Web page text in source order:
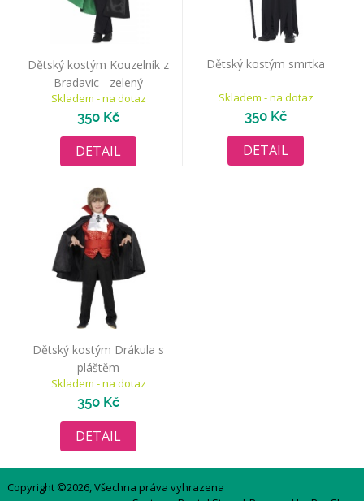
Dětský kostým Kouzelník z
Bradavic - zelený
Skladem - na dotaz
350 Kč
DETAIL
Dětský kostým smrtka
Skladem - na dotaz
350 Kč
DETAIL
Dětský kostým Drákula s
pláštěm
Skladem - na dotaz
350 Kč
DETAIL
Copyright ©2026, Všechna práva vyhrazena